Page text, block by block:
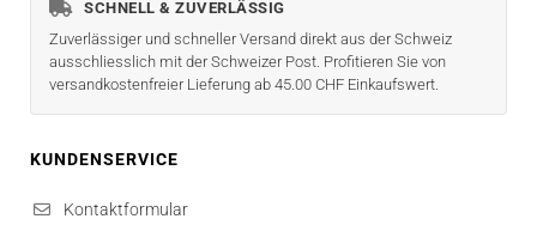
SCHNELL & ZUVERLÄSSIG
Zuverlässiger und schneller Versand direkt aus der Schweiz
ausschliesslich mit der Schweizer Post. Profitieren Sie von
versandkostenfreier Lieferung ab 45.00 CHF Einkaufswert.
KUNDENSERVICE
Kontaktformular